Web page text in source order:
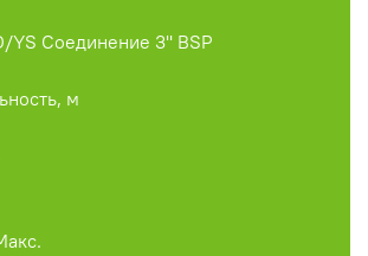
YS Соединение 3'' BSP
м